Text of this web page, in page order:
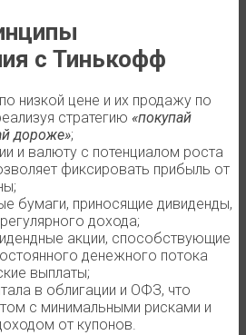
с Тинькофф
низкой цене и их продажу по
стратегию «покупай
дороже»;
и валюту с потенциалом роста
фиксировать прибыль от
бумаги, приносящие дивиденды,
дохода;
акции, способствующие
денежного потока
выплаты;
в облигации и ОФЗ, что
с минимальными рисками и
от купонов.